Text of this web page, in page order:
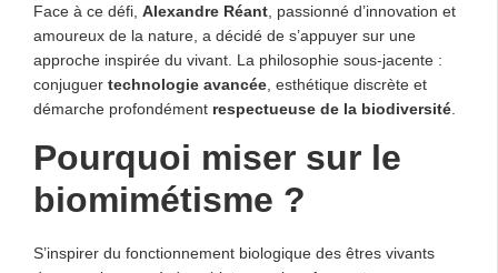
Face à ce défi, Alexandre Réant , passionné d’innovation et
amoureux de la nature, a décidé de s’appuyer sur une
approche inspirée du vivant. La philosophie sous-jacente :
conjuguer technologie avancée , esthétique discrète et
démarche profondément respectueuse de la biodiversité
Pourquoi miser sur le
biomimétisme ?
S’inspirer du fonctionnement biologique des êtres vivants